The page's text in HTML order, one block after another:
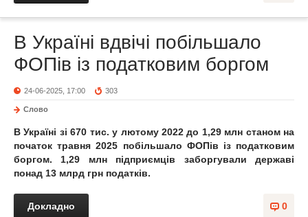
В Україні вдвічі побільшало
ФОПів із податковим боргом
24-06-2025, 17:00 303
Слово
В Україні зі 670 тис. у лютому 2022 до 1,29 млн станом на
початок травня 2025 побільшало ФОПів із податковим
боргом.
1,29 млн підприємців заборгували державі
понад 13 млрд грн податків.
0
Докладно